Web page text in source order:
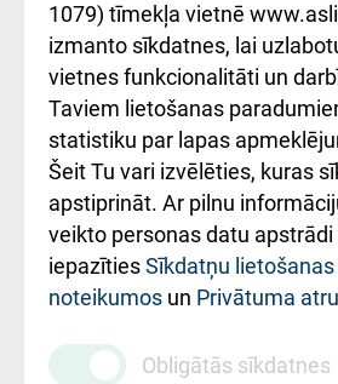
Kā pie mums nokļūt
Rēķinu apmaksas
ceļvedis
Rekvizīti un
ārstniecības
iestādes kods
010000234
Maksas
1079) tīmekļa vietnē
izmanto sīkdatnes, lai
vietnes funkcionalitāti un
Taviem lietošanas
statistiku par lapas
Šeit Tu vari izvēlēties, kuras
apstiprināt. Ar pilnu
veikto personas datu apstrādi
iepazītiesSīkdatņu lietošanas
noteikumos un Privātuma
Obligātās sīkdatnes